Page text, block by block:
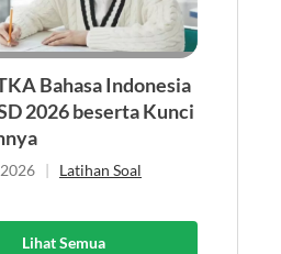
Bahasa Indonesia
2026 beserta Kunci
| Latihan Soal
Lihat Semua